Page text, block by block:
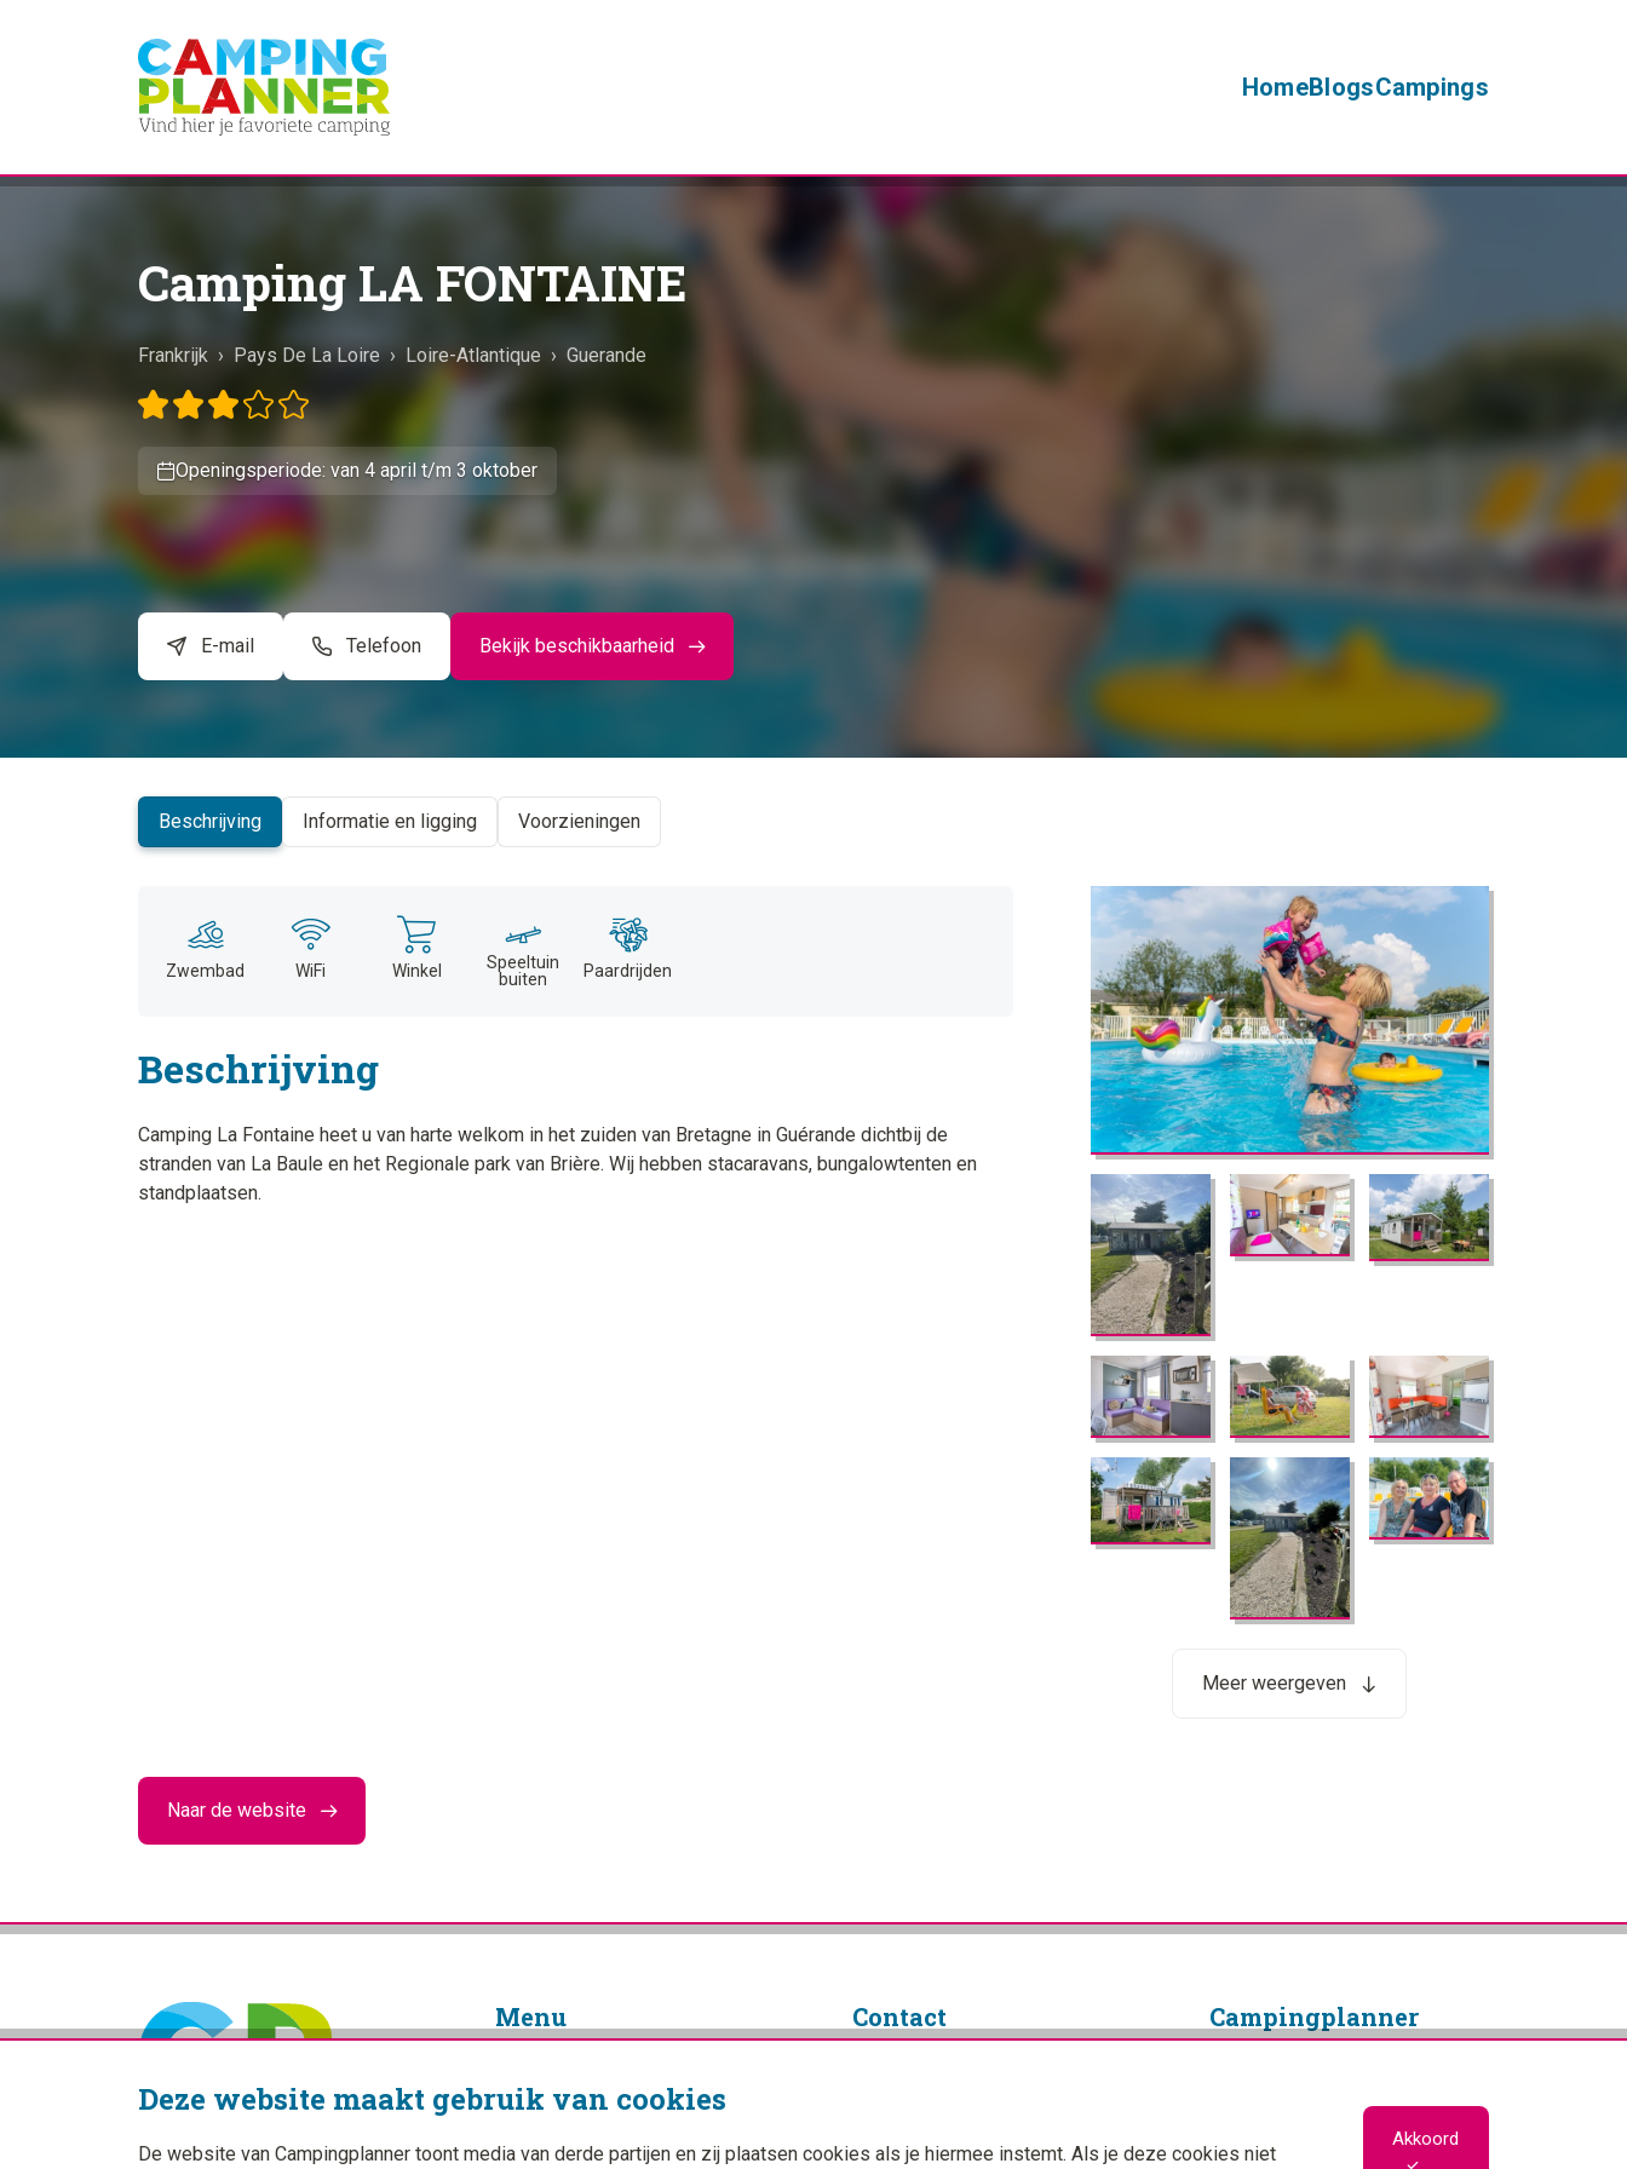
HomeBlogsCampings
Camping LA FONTAINE
Frankrijk › Pays De La Loire › Loire-Atlantique › Guerande
Openingsperiode: van 4 april t/m 3 oktober
E-mail Telefoon Bekijk beschikbaarheid
−
CARTO
Beschrijving Informatie en ligging Voorzieningen
Zwembad WiFi Winkel
Speeltuin
buiten
Paardrijden
Beschrijving
Camping La Fontaine heet u van harte welkom in het zuiden van Bretagne in Guérande dichtbij de
stranden van La Baule en het Regionale park van Brière. Wij hebben stacaravans, bungalowtenten en
standplaatsen.
Meer weergeven
Naar de website
Menu
Blogs
Contact
Instagram
Camping­planner
Cookiebeleid
Deze website maakt gebruik van cookies
De website van Campingplanner toont media van derde partijen en zij plaatsen cookies als je hiermee instemt. Als je deze cookies niet
Akkoord